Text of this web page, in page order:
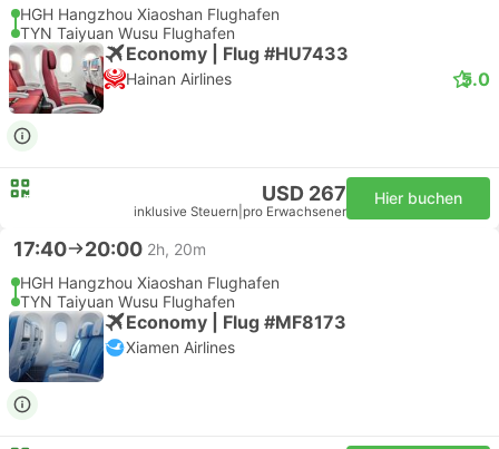
HGH Hangzhou Xiaoshan Flughafen
TYN Taiyuan Wusu Flughafen
Economy | Flug #HU7433
Hainan Airlines 5.0
USD 267
inklusive Steuern pro Erwachsener
Hier buchen
17:40 20:00 2h, 20m
HGH Hangzhou Xiaoshan Flughafen
TYN Taiyuan Wusu Flughafen
Economy | Flug #MF8173
Xiamen Airlines